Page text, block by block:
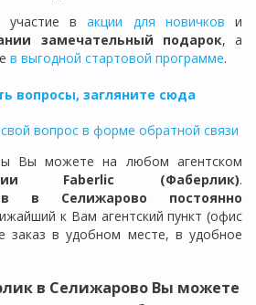
участие вакции для новичков и
замечательный подарок, а
в выгодной стартовой программе.
вопросы, загляните сюда
вопрос в форме обратной связи
Вы можете на любом агентском
Faberlic (Фаберлик).
в Селижарово постоянно
к Вам агентский пункт (офис
заказ в удобном месте, в удобное
в СелижаровоВы можете